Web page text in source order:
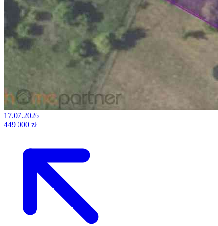
17.07.2026
449 000 zł